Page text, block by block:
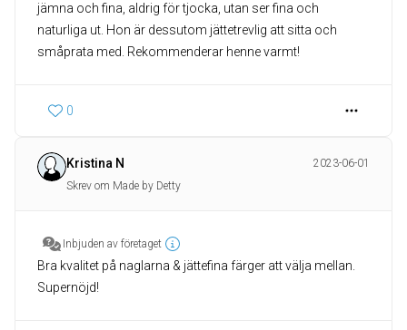
jämna och fina, aldrig för tjocka, utan ser fina och
naturliga ut. Hon är dessutom jättetrevlig att sitta och
småprata med. Rekommenderar henne varmt!
0
Kristina N
2023-06-01
Skrev om Made by Detty
Inbjuden av företaget
Bra kvalitet på naglarna & jättefina färger att välja mellan.
Supernöjd!